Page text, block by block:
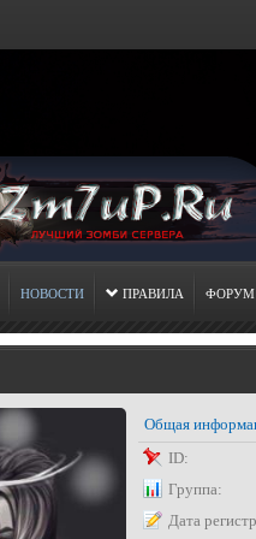
НОВОСТИ ПРАВИЛА ФОРУМ
Общая
ID:
Группа:
Дата